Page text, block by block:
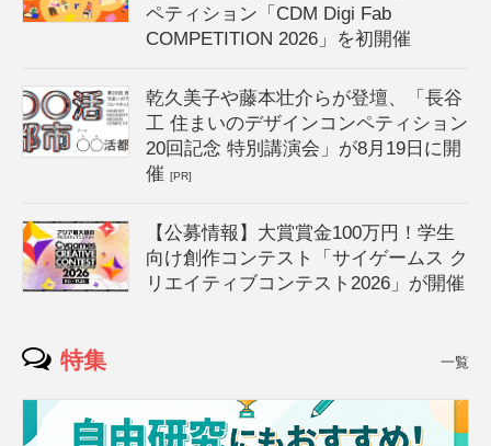
ペティション「CDM Digi Fab
COMPETITION 2026」を初開催
乾久美子や藤本壮介らが登壇、「長谷
工 住まいのデザインコンペティション
20回記念 特別講演会」が8月19日に開
催[PR]
【公募情報】大賞賞金100万円！学生
向け創作コンテスト「サイゲームス ク
リエイティブコンテスト2026」が開催
特集 一覧